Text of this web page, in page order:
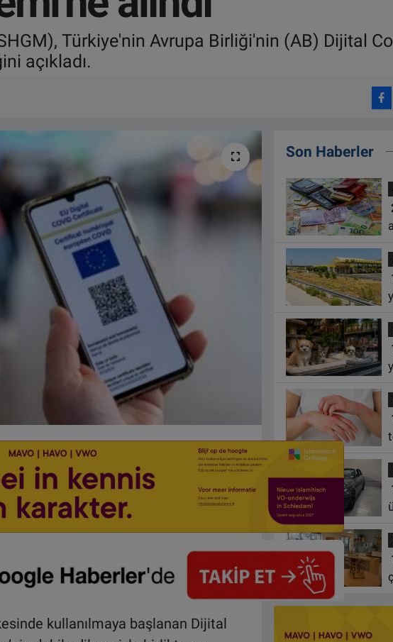
Türkiye'nin Avrupa Birliği'nin (AB) Dijital
açıkladı.
kullanılmaya başlanan Dijital
Son Haberler